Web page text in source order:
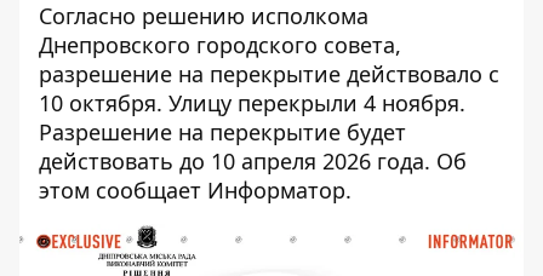
Согласно решению исполкома
Днепровского городского совета,
разрешение на перекрытие действовало с
10 октября. Улицу перекрыли 4 ноября.
Разрешение на перекрытие будет
действовать до 10 апреля 2026 года. Об
этом сообщает Информатор.